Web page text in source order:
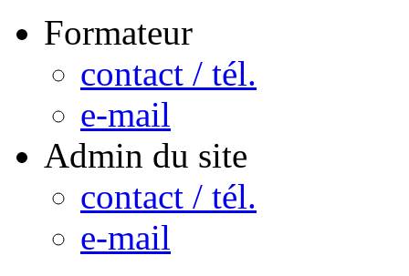
Formateur
contact / tél.
e-mail
Admin du site
contact / tél.
e-mail